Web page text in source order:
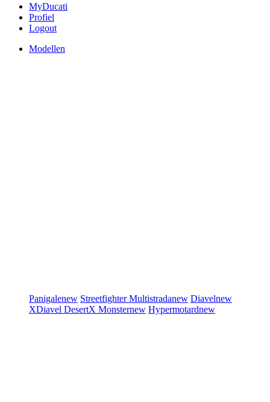
MyDucati
Profiel
Logout
Modellen
Panigalenew StreetfighterMultistradanew Diavelnew
XDiavel DesertX Monsternew Hypermotardnew